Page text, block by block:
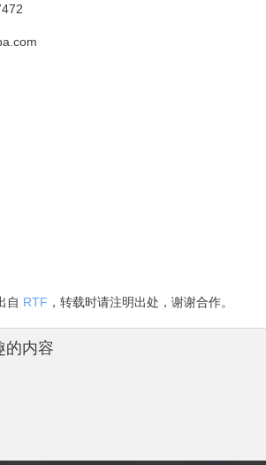
自 RTF ，转载时请注明出处，谢谢合作。
的内容